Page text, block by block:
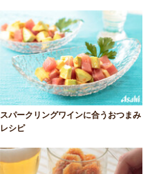
スパークリングワインに合うおつまみ
レシピ